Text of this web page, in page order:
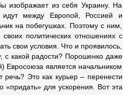
изображает из себя Украину. На
между Европой, Россией и
на побегушках. Поэтому с ним,
политических отношениях с
свои условия. Что и проявилось,
с какой радости? Порошенко даже
является начальником
Это как курьер – перенести
для ускорения. Вот эта